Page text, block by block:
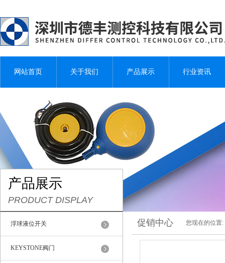
网站首页 关于我们 产品展示 行业资讯
产品展示
PRODUCT DISPLAY
浮球液位开关
KEYSTONE阀门
促销中心 您现在的位置: